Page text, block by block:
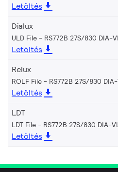
Letöltés
Dialux
ULD File - RS772B 27S/830 DIA-
Letöltés
Relux
ROLF File - RS772B 27S/830
Letöltés
LDT
LDT File - RS772B 27S/830 DIA-
Letöltés